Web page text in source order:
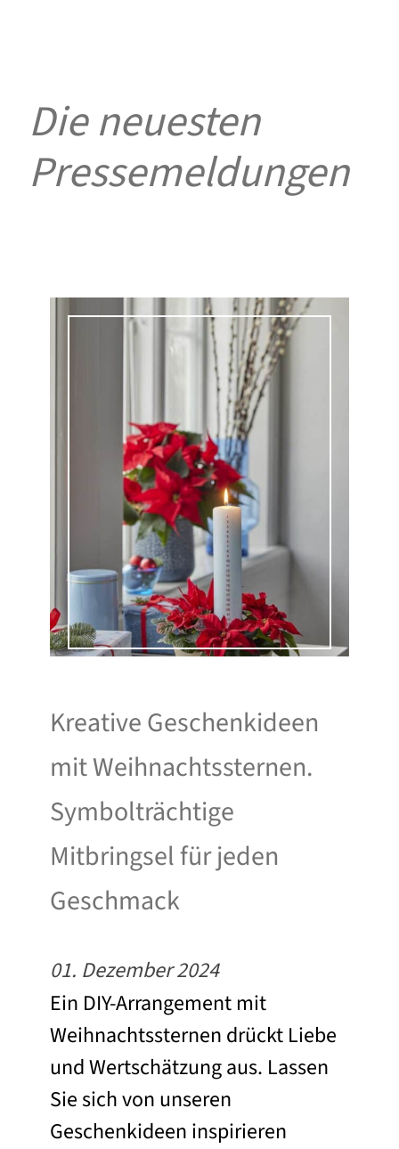
Die neuesten
Pressemeldungen
Kreative Geschenkideen
mit Weihnachtssternen.
Symbolträchtige
Mitbringsel für jeden
Geschmack
01. Dezember 2024
Ein DIY-Arrangement mit
Weihnachtssternen drückt Liebe
und Wertschätzung aus. Lassen
Sie sich von unseren
Geschenkideen inspirieren